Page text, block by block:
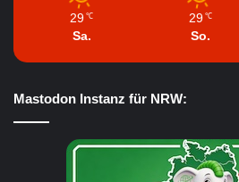
29 ℃
Sa.
29 ℃
So.
Mastodon Instanz für NRW: